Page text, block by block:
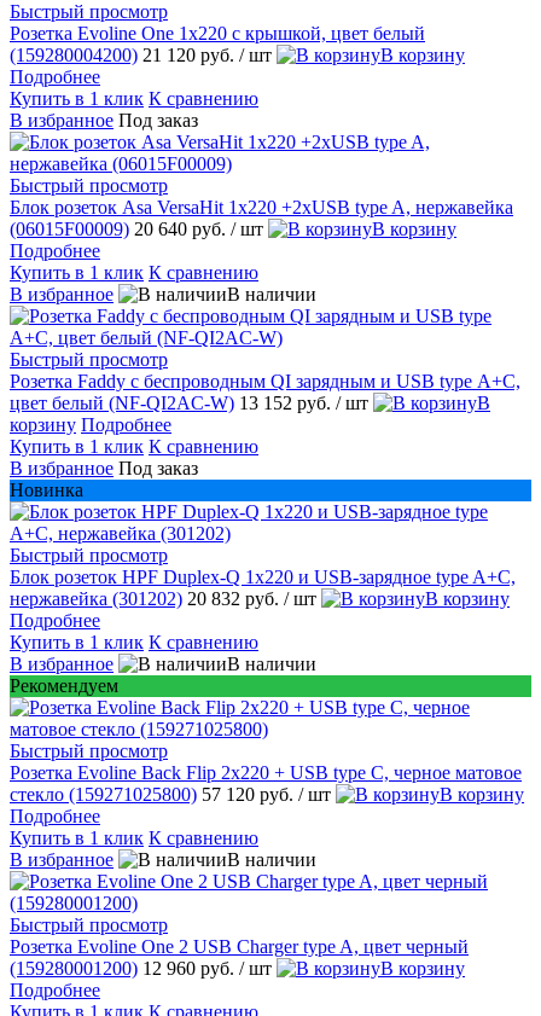
Быстрый просмотр
Розетка Evoline One 1х220 с крышкой, цвет белый
(159280004200) 21 120 руб. / шт
В корзину
Подробнее
Купить в 1 клик К сравнению
В избранное Под заказ
Быстрый просмотр
Блок розеток Asa VersaHit 1х220 +2хUSB type A, нержавейка
(06015F00009) 20 640 руб. / шт
В корзину
Подробнее
Купить в 1 клик К сравнению
В избранное
В наличии
Быстрый просмотр
Розетка Faddy с беспроводным QI зарядным и USB type А+С,
цвет белый (NF-QI2AC-W) 13 152 руб. / шт
В
корзину Подробнее
Купить в 1 клик К сравнению
В избранное Под заказ
Новинка
Быстрый просмотр
Блок розеток HPF Duplex-Q 1х220 и USB-зарядное type A+C,
нержавейка (301202) 20 832 руб. / шт
В корзину
Подробнее
Купить в 1 клик К сравнению
В избранное
В наличии
Рекомендуем
Быстрый просмотр
Розетка Evoline Back Flip 2х220 + USB type C, черное матовое
стекло (159271025800) 57 120 руб. / шт
В корзину
Подробнее
Купить в 1 клик К сравнению
В избранное
В наличии
Быстрый просмотр
Розетка Evoline One 2 USB Charger type A, цвет черный
(159280001200) 12 960 руб. / шт
В корзину
Подробнее